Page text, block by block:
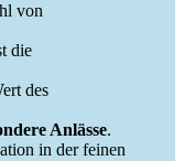
von
die
des
Anlässe.
in der feinen